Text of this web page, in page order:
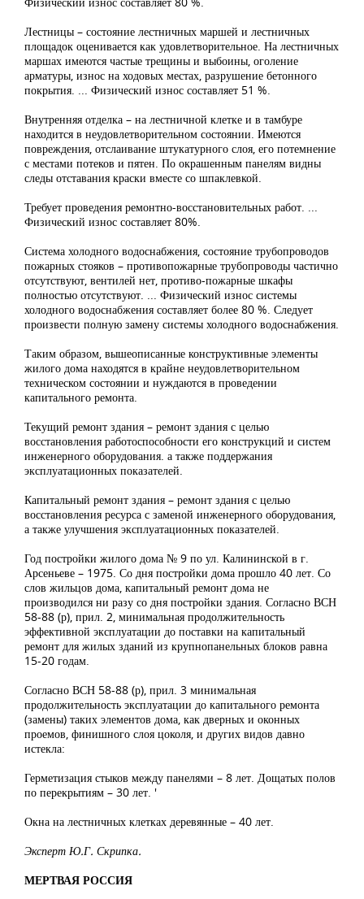
Лестницы – состояние лестничных маршей и лестничных
площадок оценивается как удовлетворительное. На лестничных
маршах имеются частые трещины и выбоины, оголение
арматуры, износ на ходовых местах, разрушение бетонного
покрытия. ... Физический износ составляет 51 %.
Внутренняя отделка – на лестничной клетке и в тамбуре
находится в неудовлетворительном состоянии. Имеются
повреждения, отслаивание штукатурного слоя, его потемнение
с местами потеков и пятен. По окрашенным панелям видны
следы отставания краски вместе со шпаклевкой.
Требует проведения ремонтно-восстановительных работ. ...
Физический износ составляет 80%.
Система холодного водоснабжения, состояние трубопроводов
пожарных стояков – противопожарные трубопроводы частично
отсутствуют, вентилей нет, противо-пожарные шкафы
полностью отсутствуют. ... Физический износ системы
холодного водоснабжения составляет более 80 %. Следует
произвести полную замену системы холодного водоснабжения.
Таким образом, вышеописанные конструктивные элементы
жилого дома находятся в крайне неудовлетворительном
техническом состоянии и нуждаются в проведении
капитального ремонта.
Текущий ремонт здания – ремонт здания с целью
восстановления работоспособности его конструкций и систем
инженерного оборудования. а также поддержания
эксплуатационных показателей.
Капитальный ремонт здания – ремонт здания с целью
восстановления ресурса с заменой инженерного оборудования,
а также улучшения эксплуатационных показателей.
Год постройки жилого дома № 9 по ул. Калининской в г.
Арсеньеве – 1975. Со дня постройки дома прошло 40 лет. Со
слов жильцов дома, капитальный ремонт дома не
производился ни разу со дня постройки здания. Согласно ВСН
58-88 (р), прил. 2, минимальная продолжительность
эффективной эксплуатации до поставки на капитальный
ремонт для жилых зданий из крупнопанельных блоков равна
15-20 годам.
Согласно ВСН 58-88 (р), прил. 3 минимальная
продолжительность эксплуатации до капитального ремонта
(замены) таких элементов дома, как дверных и оконных
проемов, финишного слоя цоколя, и других видов давно
истекла:
Герметизация стыков между панелями – 8 лет. Дощатых полов
по перекрытиям – 30 лет. '
Окна на лестничных клетках деревянные – 40 лет.
Эксперт Ю.Г. Скрипка.
МЕРТВАЯ РОССИЯ